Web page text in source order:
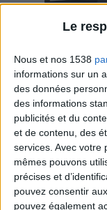
Le
Nous et nos 1538
informations sur un
des données
des informations
publicités et du
et de contenu, des
services. Avec votre
mêmes pouvons
précises et
pouvez consentir
pouvez également
Ces